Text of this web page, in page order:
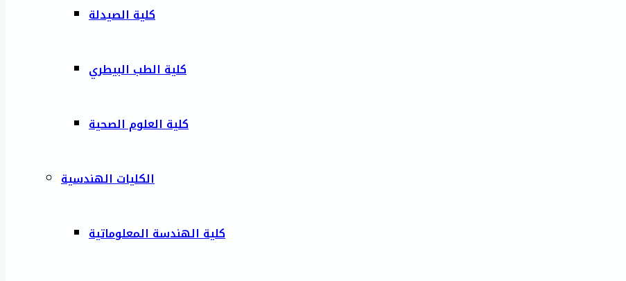
كلية الصيدلة
كلية الطب البيطري
كلية العلوم الصحية
الكليات الهندسية
كلية الهندسة المعلوماتية